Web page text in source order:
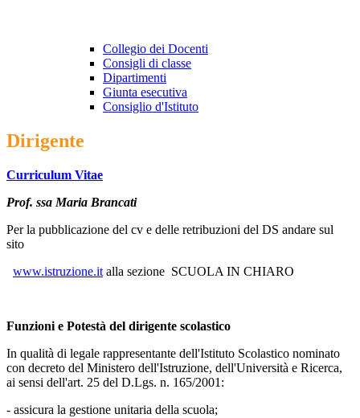
Collegio dei Docenti
Consigli di classe
Dipartimenti
Giunta esecutiva
Consiglio d'Istituto
Dirigente
Curriculum Vitae
Prof. ssa Maria Brancati
Per la pubblicazione del cv e delle retribuzioni del DS andare sul
sito
www.istruzione.it alla sezione SCUOLA IN CHIARO
Funzioni e Potestà del dirigente scolastico
In qualità di legale rappresentante dell'Istituto Scolastico nominato
con decreto del Ministero dell'Istruzione, dell'Università e Ricerca,
ai sensi dell'art. 25 del D.Lgs. n. 165/2001:
- assicura la gestione unitaria della scuola;